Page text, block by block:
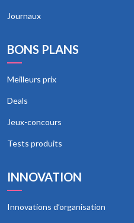
Journaux
BONS PLANS
Meilleurs prix
Deals
Jeux-concours
Tests produits
INNOVATION
Innovations d’organisation